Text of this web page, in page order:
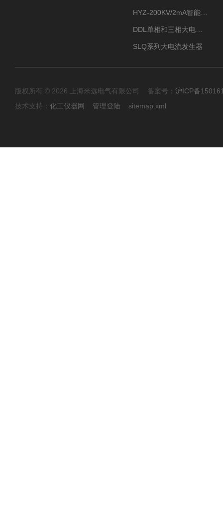
SLQ系列大电流发生器
版权所有 © 2026 上海米远电气有限公司 备案号： 沪ICP备
技术支持： 化工仪器网 管理登陆 sitemap.xml